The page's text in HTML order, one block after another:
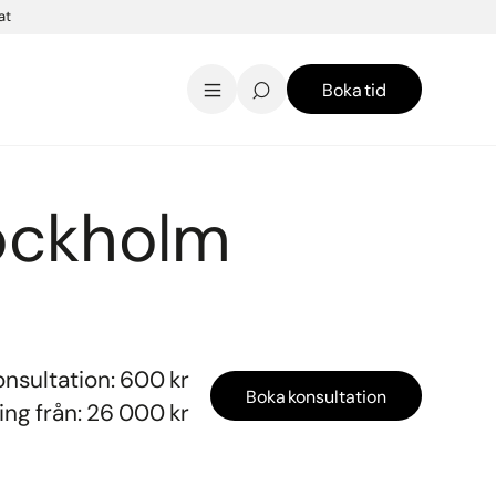
KontaktEnglish
Boka tid
600 kr
från: 26 000 kr
Boka konsultation